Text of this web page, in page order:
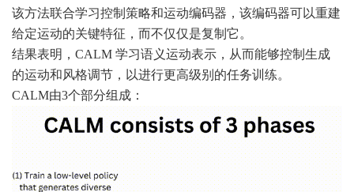
该方法联合学习控制策略和运动编码器，该编码器可以重建
给定运动的关键特征，而不仅仅是复制它。
结果表明，CALM 学习语义运动表示，从而能够控制生成
的运动和风格调节，以进行更高级别的任务训练。
CALM由3个部分组成：